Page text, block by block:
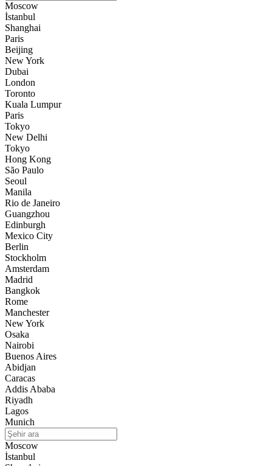
Moscow
İstanbul
Shanghai
Paris
Beijing
New York
Dubai
London
Toronto
Kuala Lumpur
Paris
Tokyo
New Delhi
Tokyo
Hong Kong
São Paulo
Seoul
Manila
Rio de Janeiro
Guangzhou
Edinburgh
Mexico City
Berlin
Stockholm
Amsterdam
Madrid
Bangkok
Rome
Manchester
New York
Osaka
Nairobi
Buenos Aires
Abidjan
Caracas
Addis Ababa
Riyadh
Lagos
Munich
Moscow
İstanbul